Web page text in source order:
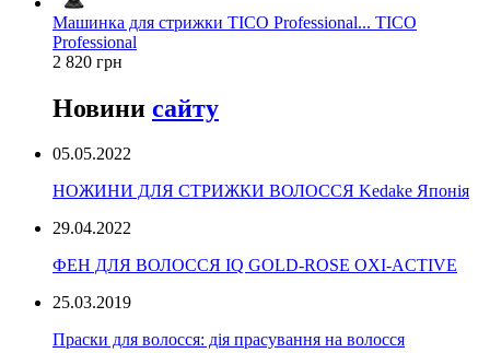
Машинка для стрижки TICO Professional... TICO
Professional
2 820 грн
Новини сайту
05.05.2022
НОЖИНИ ДЛЯ СТРИЖКИ ВОЛОССЯ Kedake Японія
29.04.2022
ФЕН ДЛЯ ВОЛОССЯ IQ GOLD-ROSE OXI-ACTIVE
25.03.2019
Праски для волосся: дія прасування на волосся